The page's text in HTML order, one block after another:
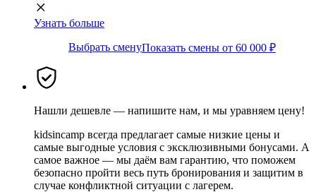
Узнать больше
Выбрать сменуПоказать смены от 60 000 ₽
Нашли дешевле — напишите нам, и мы уравняем цену!
kidsincamp всегда предлагает самые низкие цены и
самые выгодные условия с эксклюзивными бонусами. А
самое важное — мы даём вам гарантию, что поможем
безопасно пройти весь путь бронирования и защитим в
случае конфликтной ситуации с лагерем.